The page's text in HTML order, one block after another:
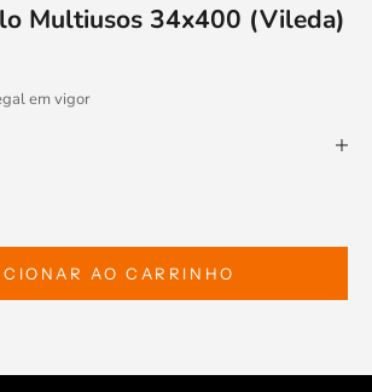
Multiusos 34x400 (Vileda)
em vigor
a quantidade
AO CARRINHO